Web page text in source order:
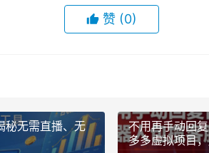
赞 (0)
秘无需直播、无
不用再手动回
多多虚拟项目